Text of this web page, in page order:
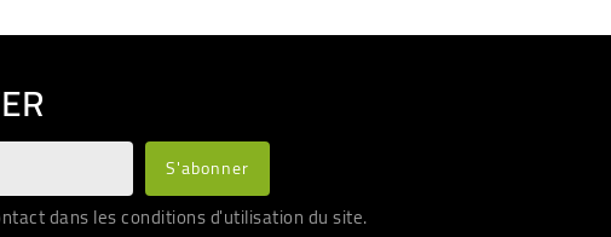
dans les conditions d'utilisation du site.